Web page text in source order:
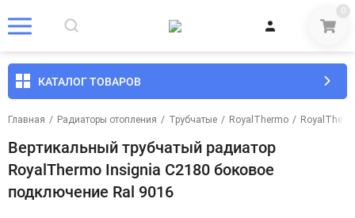
0
КАТАЛОГ ТОВАРОВ
Главная / Радиаторы отопления / Трубчатые / RoyalThermo /
Вертикальный трубчатый радиатор
RoyalThermo Insignia C2180 боковое
подключение Ral 9016